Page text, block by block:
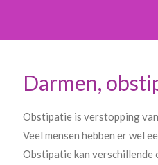
Darmen,
Obstipatie is verstopping
Veel mensen hebben er wel
Obstipatie kan verschillende